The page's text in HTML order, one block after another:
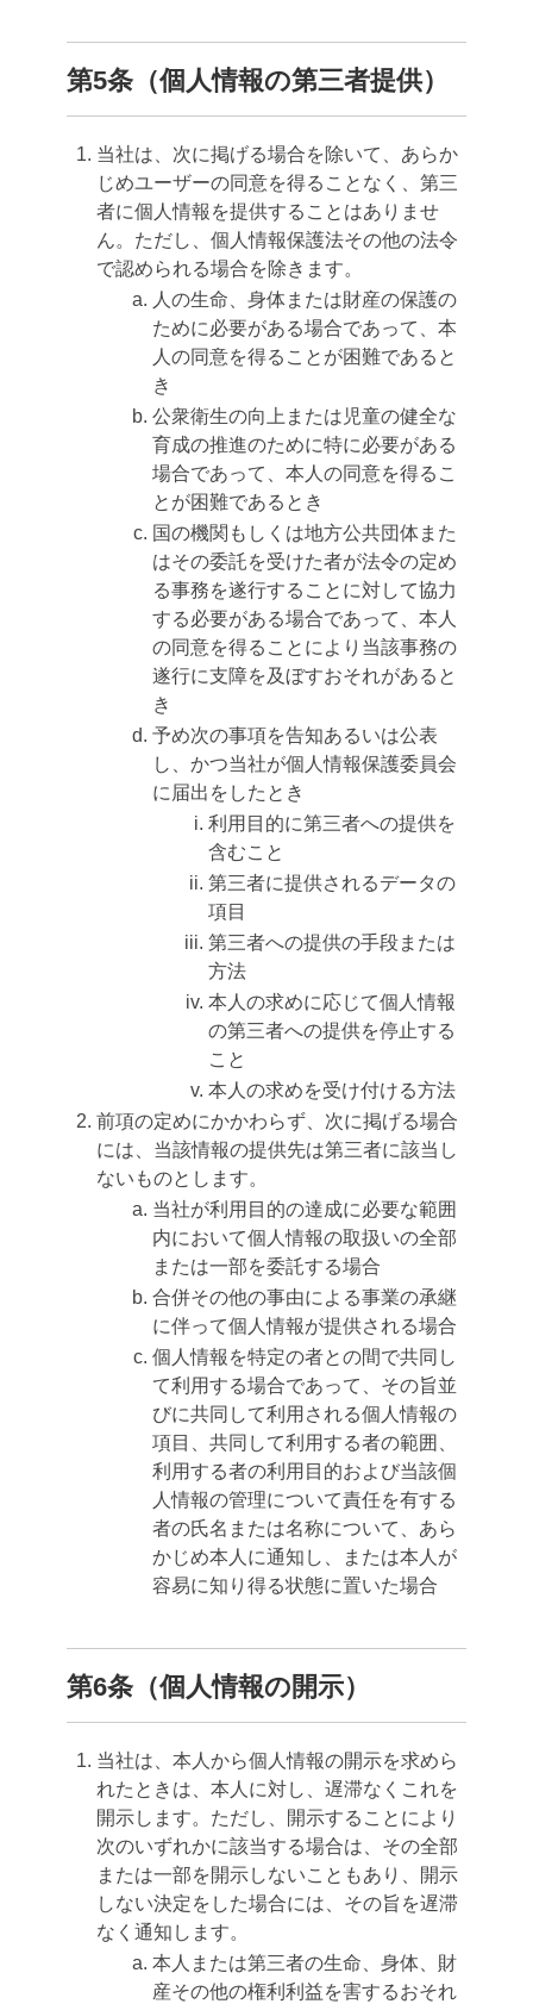
第5条（個人情報の第三者提供）
当社は、次に掲げる場合を除いて、あらか
じめユーザーの同意を得ることなく、第三
者に個人情報を提供することはありませ
ん。ただし、個人情報保護法その他の法令
で認められる場合を除きます。
人の生命、身体または財産の保護の
ために必要がある場合であって、本
人の同意を得ることが困難であると
き
公衆衛生の向上または児童の健全な
育成の推進のために特に必要がある
場合であって、本人の同意を得るこ
とが困難であるとき
国の機関もしくは地方公共団体また
はその委託を受けた者が法令の定め
る事務を遂行することに対して協力
する必要がある場合であって、本人
の同意を得ることにより当該事務の
遂行に支障を及ぼすおそれがあると
き
予め次の事項を告知あるいは公表
し、かつ当社が個人情報保護委員会
に届出をしたとき
利用目的に第三者への提供を
含むこと
第三者に提供されるデータの
項目
第三者への提供の手段または
方法
本人の求めに応じて個人情報
の第三者への提供を停止する
こと
本人の求めを受け付ける方法
前項の定めにかかわらず、次に掲げる場合
には、当該情報の提供先は第三者に該当し
ないものとします。
当社が利用目的の達成に必要な範囲
内において個人情報の取扱いの全部
または一部を委託する場合
合併その他の事由による事業の承継
に伴って個人情報が提供される場合
個人情報を特定の者との間で共同し
て利用する場合であって、その旨並
びに共同して利用される個人情報の
項目、共同して利用する者の範囲、
利用する者の利用目的および当該個
人情報の管理について責任を有する
者の氏名または名称について、あら
かじめ本人に通知し、または本人が
容易に知り得る状態に置いた場合
第6条（個人情報の開示）
当社は、本人から個人情報の開示を求めら
れたときは、本人に対し、遅滞なくこれを
開示します。ただし、開示することにより
次のいずれかに該当する場合は、その全部
または一部を開示しないこともあり、開示
しない決定をした場合には、その旨を遅滞
なく通知します。
本人または第三者の生命、身体、財
産その他の権利利益を害するおそれ